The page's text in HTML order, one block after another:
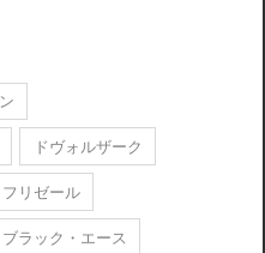
ドヴォルザーク
リゼール
ブラック・エース